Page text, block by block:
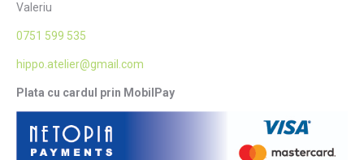
Valeriu
0751 599 535
hippo.atelier@gmail.com
Plata cu cardul prin MobilPay